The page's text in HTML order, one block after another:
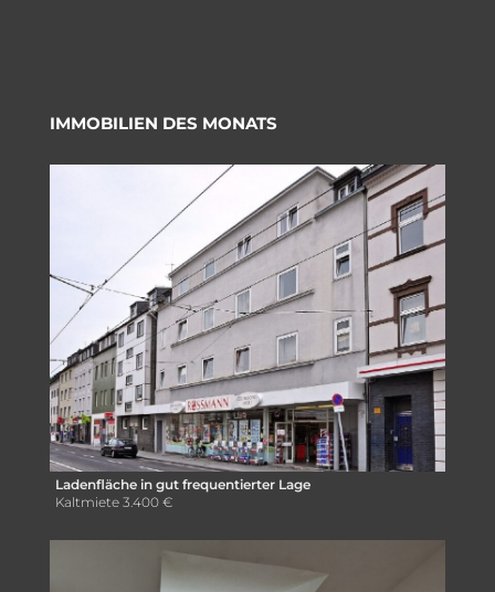
IMMOBILIEN DES MONATS
Ladenfläche in gut frequentierter Lage
Kaltmiete 3.400 €